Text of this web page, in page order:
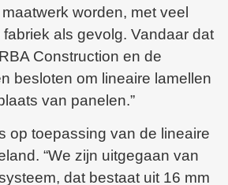
worden, met veel
als gevolg. Vandaar dat
Construction en de
besloten om lineaire lamellen
van panelen.”
op toepassing van de lineaire
“We zijn uitgegaan van
dat bestaat uit 16 mm